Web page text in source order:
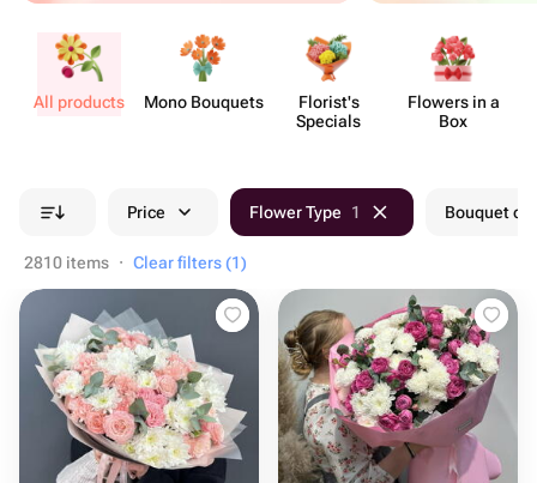
All products Mono Bouquets
Florist's
Specials
Flowers in a
Box
Price Flower Type 1 Bouquet
2810 items · Clear filters (1)